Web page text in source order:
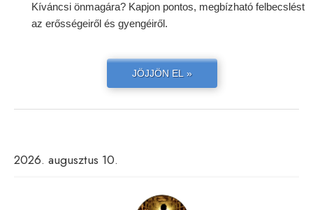
Kíváncsi önmagára? Kapjon pontos, megbízható felbecslést
az erősségeiről és gyengéiről.
JÖJJÖN EL »
2026. augusztus 10.